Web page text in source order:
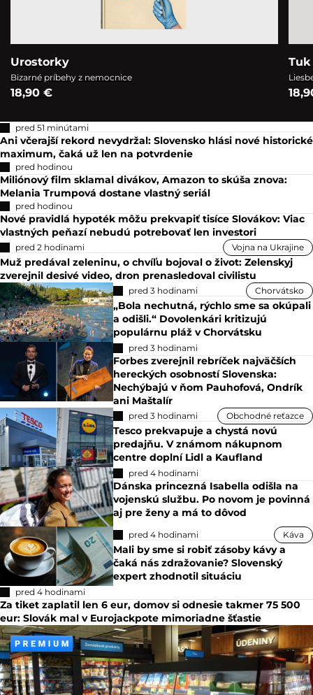
Urostorky
Bizarné príbehy z nemocnice
18,90 €
pred 51 minútami
Ani včerajší rekord nevydržal: Slovensko hlási nové historické
maximum, čaká už len na potvrdenie
pred hodinou
Miliónový film sklamal divákov, Amazon to skúša znova:
Melania Trumpová dostane vlastný seriál
pred hodinou
Nové pravidlá hypoték môžu prekvapiť tisíce Slovákov: Viac
vlastných peňazí nebudú potrebovať len investori
pred 2 hodinami Vojna na Ukrajine
Muž predával zeleninu, o chvíľu bojoval o život: Zelenskyj
zverejnil desivé video, dron prenasledoval civilistu
pred 3 hodinami Chorvátsko
„Bola nechutná, rýchlo sme sa okúpali
a odišli.“ Dovolenkári kritizujú
populárnu pláž v Chorvátsku
pred 3 hodinami
Forbes zverejnil rebríček najväčších
hereckých osobností Slovenska:
Nechýbajú v ňom Pauhofová, Ondrík
ani Maštalír
pred 3 hodinami Obchodné reťazce
Tesco prekvapuje a chystá novú
predajňu. V známom nákupnom
centre doplní Lidl a Kaufland
pred 4 hodinami
Dánska princezná Isabella odišla na
vojenskú službu. Po novom je povinná
aj pre ženy a má to dôvod
pred 4 hodinami Káva
Mali by sme si robiť zásoby kávy a
čaká nás zdražovanie? Slovenský
expert zhodnotil situáciu
pred 4 hodinami
Za tiket zaplatil len 6 eur, domov si odnesie takmer 75 500
eur: Slovák mal v Eurojackpote mimoriadne šťastie